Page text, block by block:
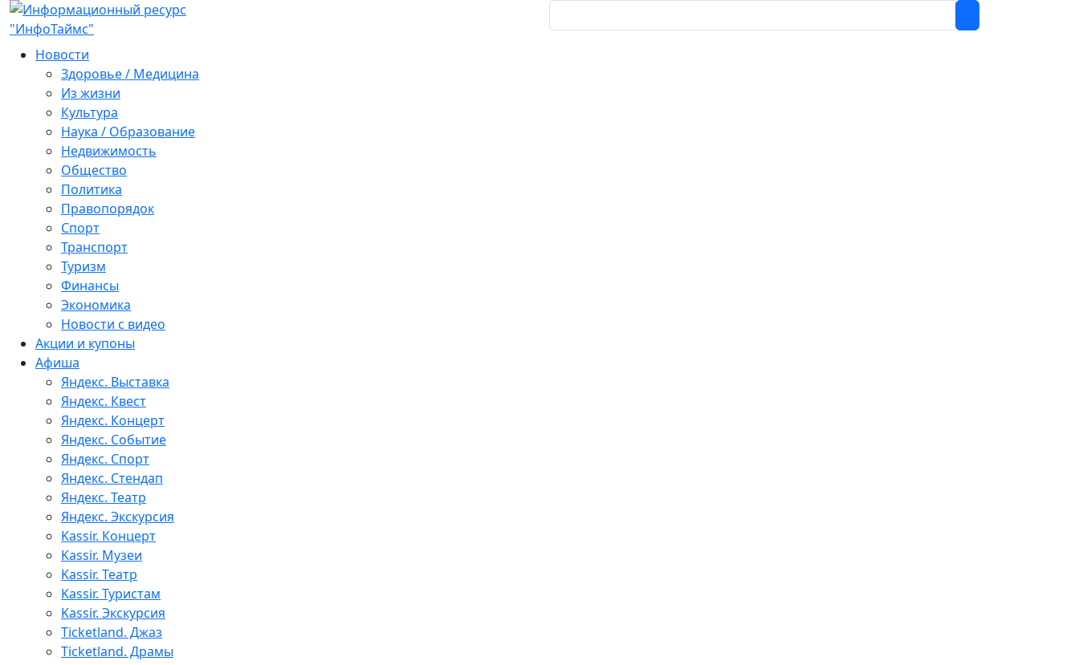
Новости
Здоровье / Медицина
Из жизни
Культура
Наука / Образование
Недвижимость
Общество
Политика
Правопорядок
Спорт
Транспорт
Туризм
Финансы
Экономика
Новости с видео
Акции и купоны
Афиша
Яндекс. Выставка
Яндекс. Квест
Яндекс. Концерт
Яндекс. Событие
Яндекс. Спорт
Яндекс. Стендап
Яндекс. Театр
Яндекс. Экскурсия
Kassir. Концерт
Kassir. Музеи
Kassir. Театр
Kassir. Туристам
Kassir. Экскурсия
Ticketland. Джаз
Ticketland. Драмы